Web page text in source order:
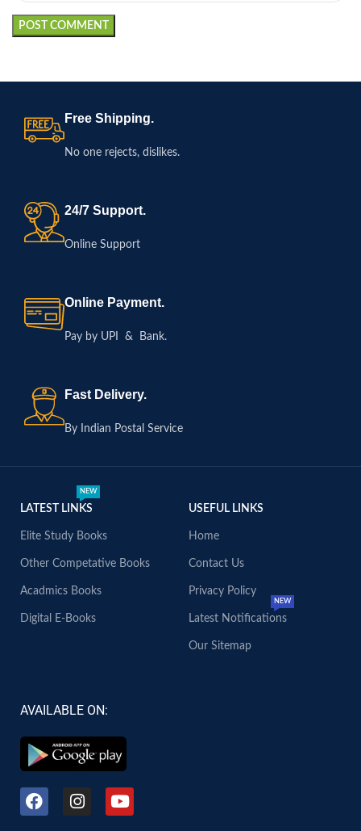
Free Shipping.
No one rejects, dislikes.
24/7 Support.
Online Support
Online Payment.
Pay by UPI & Bank.
Fast Delivery.
By Indian Postal Service
LATEST LINKS
NEW
Elite Study Books
Other Competative Books
Acadmics Books
Digital E-Books
USEFUL LINKS
Home
Contact Us
Privacy Policy
Latest Notifications
NEW
Our Sitemap
AVAILABLE ON: